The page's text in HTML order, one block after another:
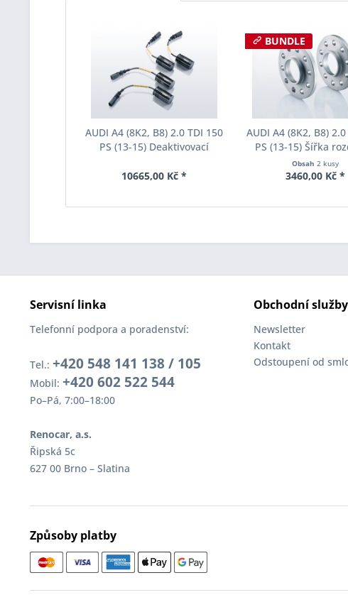
AUDI A4 (8K2, B8) 2.0 TDI 150
PS (13-15) Deaktivovací
AM65-15-011-01-22
10665,00 Kč *
BUNDLE
AUDI A4 (8K2, B8)
PS (13-15) Šířka
Eibach Pro-Spacer
004 System2
Obsah2 kusy
3460,00 Kč *
Servisní linka
Telefonní podpora a poradenství:
Tel.: +420 548 141 138 / 105
Mobil: +420 602 522 544
Po–Pá, 7:00–18:00
Renocar, a.s.
Řipská 5c
627 00 Brno – Slatina
Obchodní služby
Newsletter
Kontakt
Odstoupení od
Způsoby platby